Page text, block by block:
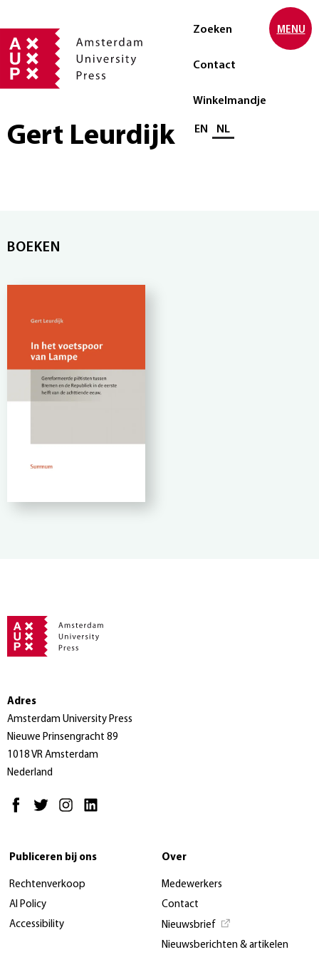
Zoeken
Contact
Winkelmandje
Selecteer taal
EN NL
MENU
Gert Leurdijk
BOEKEN
Adres
Amsterdam University Press
Nieuwe Prinsengracht 89
1018 VR Amsterdam
Nederland
Publiceren bij ons
Rechtenverkoop
AI Policy
Accessibility
Over
Medewerkers
Contact
Nieuwsbrief
Nieuwsberichten & artikelen